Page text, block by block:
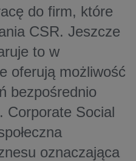
do firm, które
CSR. Jeszcze
to w
oferują możliwość
bezpośrednio
Corporate Social
oznaczająca